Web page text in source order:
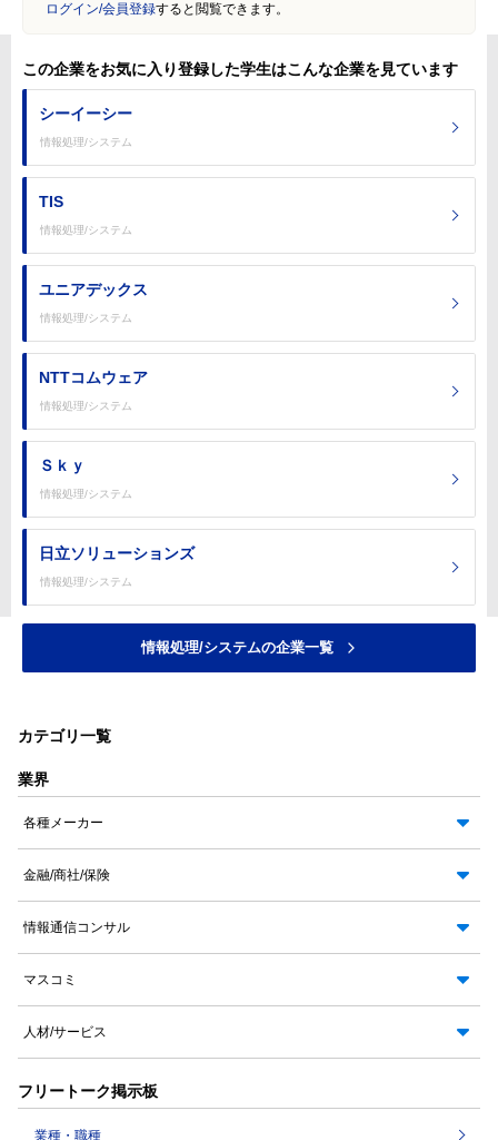
ログイン/会員登録すると閲覧できます。
この企業をお気に入り登録した学生はこんな企業を見ています
シーイーシー
情報処理/システム
TIS
情報処理/システム
ユニアデックス
情報処理/システム
NTTコムウェア
情報処理/システム
Ｓｋｙ
情報処理/システム
日立ソリューションズ
情報処理/システム
情報処理/システムの企業一覧
カテゴリ一覧
業界
各種メーカー
金融/商社/保険
情報通信コンサル
マスコミ
人材/サービス
フリートーク掲示板
業種・職種